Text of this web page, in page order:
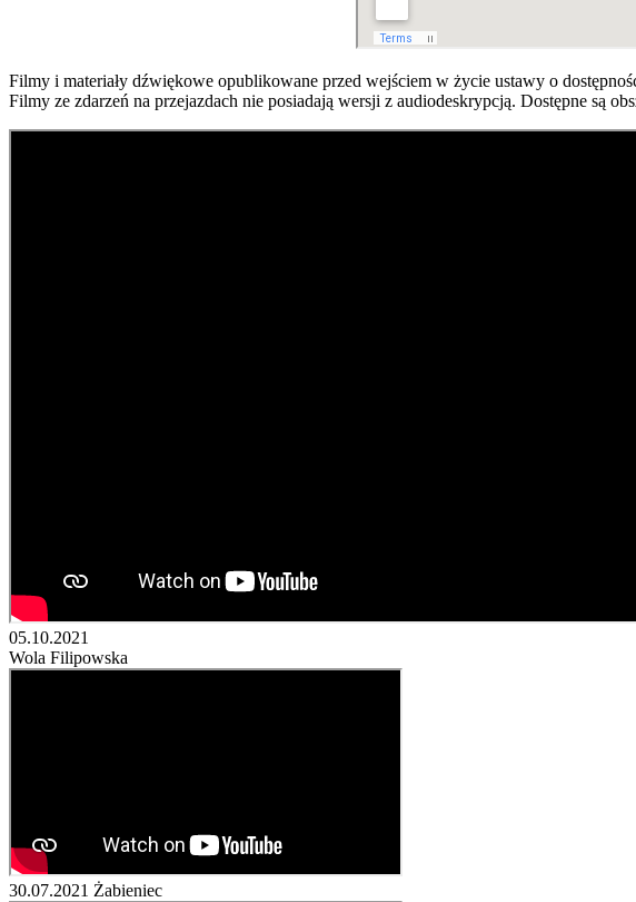
Filmy i materiały dźwiękowe opublikowane przed wejściem w życie ustawy o
Filmy ze zdarzeń na przejazdach nie posiadają wersji z audiodeskrypcją. Dostępne są
05.10.2021
Wola Filipowska
30.07.2021 Żabieniec